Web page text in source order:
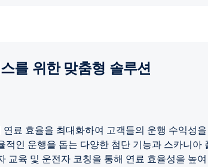
스를 위한 맞춤형 솔루션
료 효율을 최대화하여 고객들의 운행 수익성
적인 운행을 돕는 다양한 첨단 기능과 스카니아
교육 및 운전자 코칭을 통해 연료 효율성을 높여